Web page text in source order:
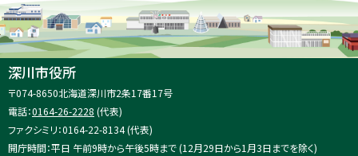
メ
ニ
ュ
ー
報
深川市役所
住
所
〒074-8650北海道深川市2条17番17号
電話：0164-26-2228 (代表)
ファクシミリ：0164-22-8134 (代表)
開庁時間：平日 午前9時から午後5時まで (12月29日から1月3日までを除く)